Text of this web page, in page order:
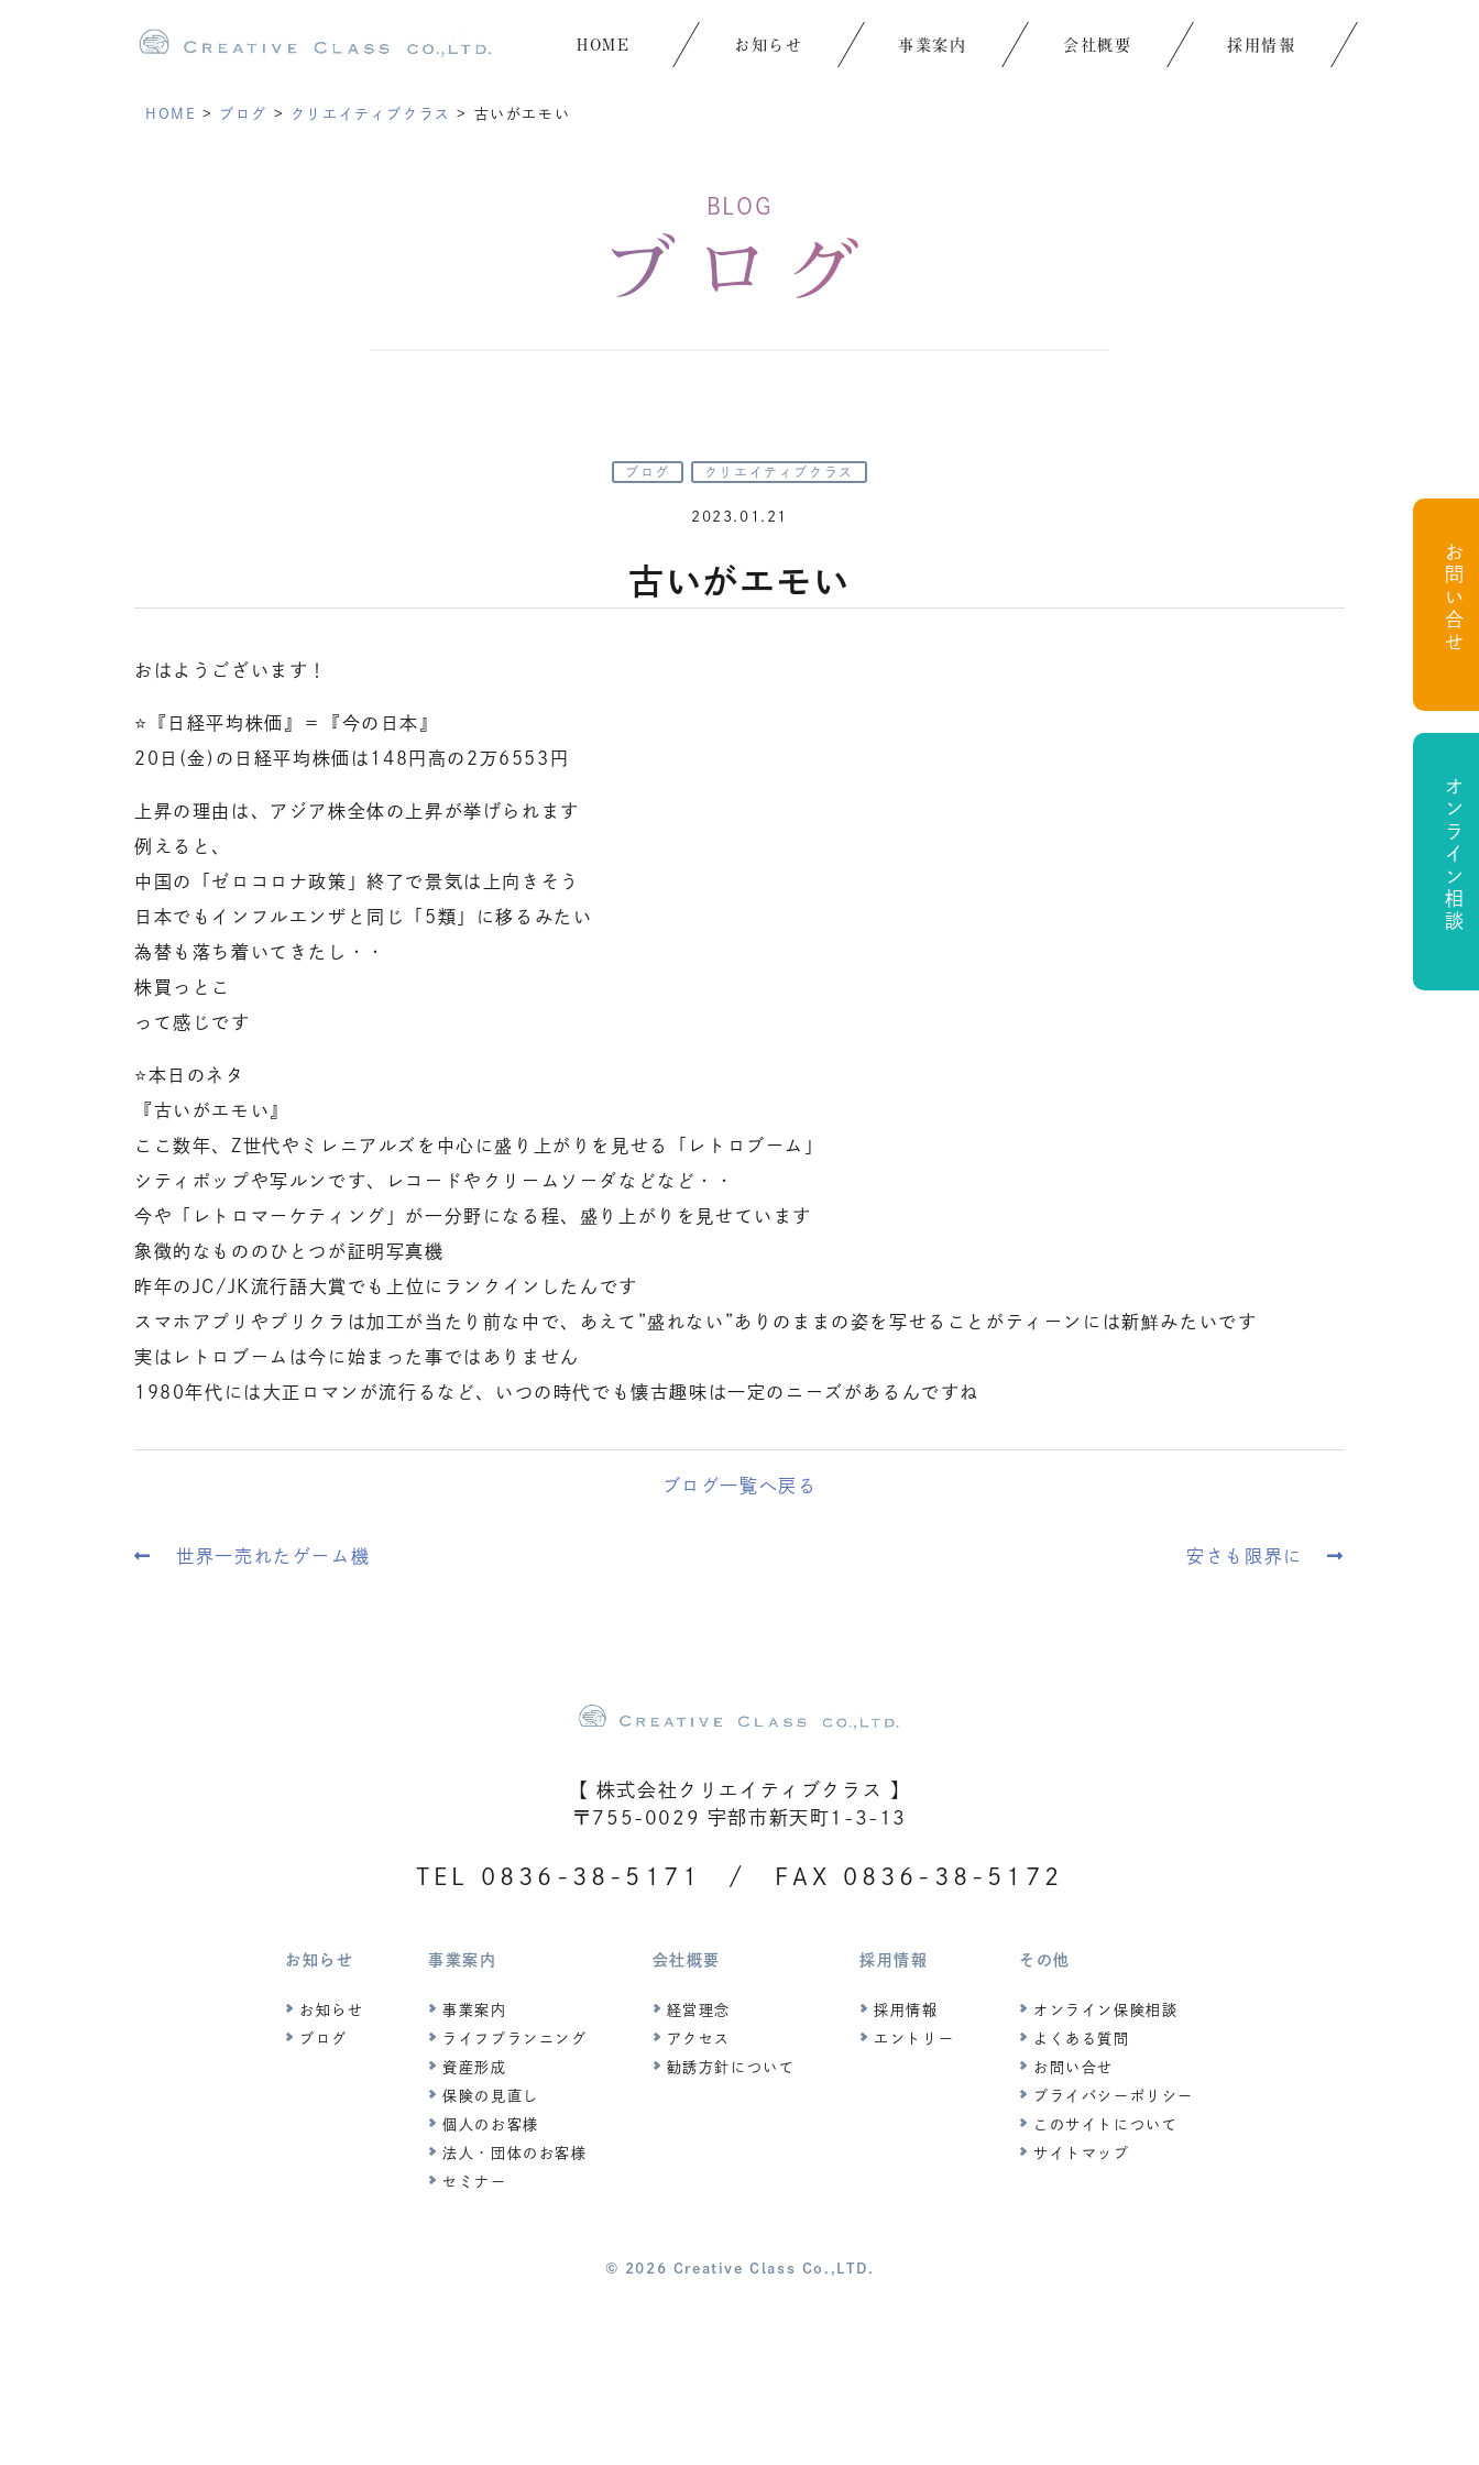
HOME お知らせ 事業案内 会社概要 採用情報
お問い合せ
オンライン相談
HOME > ブログ > クリエイティブクラス > 古いがエモい
BLOG
ブログ
ブログ クリエイティブクラス
2023.01.21
古いがエモい
おはようございます！
⭐️『日経平均株価』＝『今の日本』
20日(金)の日経平均株価は148円高の2万6553円
上昇の理由は、アジア株全体の上昇が挙げられます
例えると、
中国の「ゼロコロナ政策」終了で景気は上向きそう
日本でもインフルエンザと同じ「5類」に移るみたい
為替も落ち着いてきたし・・
株買っとこ
って感じです
⭐️本日のネタ
『古いがエモい』
ここ数年、Z世代やミレニアルズを中心に盛り上がりを見せる「レトロブーム」
シティポップや写ルンです、レコードやクリームソーダなどなど・・
今や「レトロマーケティング」が一分野になる程、盛り上がりを見せています
象徴的なもののひとつが証明写真機
昨年のJC/JK流行語大賞でも上位にランクインしたんです
スマホアプリやプリクラは加工が当たり前な中で、あえて”盛れない”ありのままの姿を写せることがティーンには新鮮みたいです
実はレトロブームは今に始まった事ではありません
1980年代には大正ロマンが流行るなど、いつの時代でも懐古趣味は一定のニーズがあるんですね
ブログ一覧へ戻る
世界一売れたゲーム機 安さも限界に
【 株式会社クリエイティブクラス 】
〒755-0029 宇部市新天町1-3-13
TEL 0836-38-5171 / FAX 0836-38-5172
お知らせ
お知らせ
ブログ
事業案内
事業案内
ライフプランニング
資産形成
保険の見直し
個人のお客様
法人・団体のお客様
セミナー
会社概要
経営理念
アクセス
勧誘方針について
採用情報
採用情報
エントリー
その他
オンライン保険相談
よくある質問
お問い合せ
プライバシーポリシー
このサイトについて
サイトマップ
© 2026 Creative Class Co.,LTD.